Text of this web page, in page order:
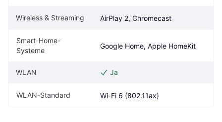
Wireless & Streaming AirPlay 2, Chromecast
Smart-Home-
Systeme
Google Home, Apple HomeKit
WLAN Ja
WLAN-Standard Wi-Fi 6 (802.11ax)